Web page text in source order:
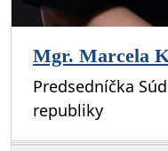
Mgr. Marcela
Predsedníčka
republiky